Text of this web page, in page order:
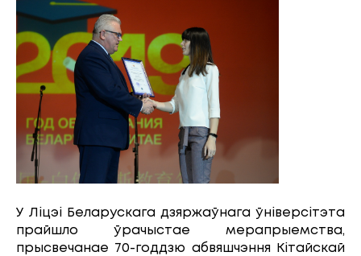
У Ліцэі Беларускага дзяржаўнага ўніверсітэта
прайшло ўрачыстае мерапрыемства,
прысвечанае 70-годдзю абвяшчэння Кітайскай